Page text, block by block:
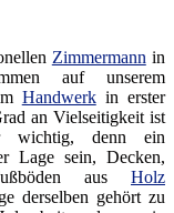
Zimmermann in
auf unserem
Handwerkin erster
an Vielseitigkeit ist
wichtig, denn ein
Lage sein, Decken,
aus Holz
derselben gehört zu